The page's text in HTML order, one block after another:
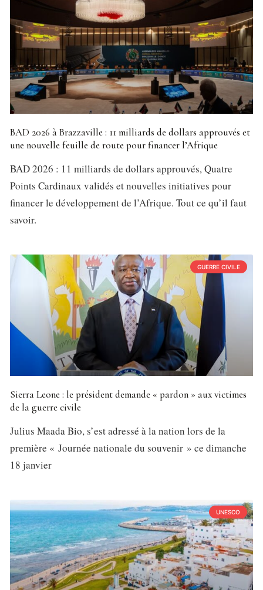
BAD 2026 à Brazzaville : 11 milliards de dollars approuvés et
une nouvelle feuille de route pour financer l’Afrique
BAD 2026 : 11 milliards de dollars approuvés, Quatre
Points Cardinaux validés et nouvelles initiatives pour
financer le développement de l’Afrique. Tout ce qu’il faut
savoir.
GUERRE CIVILE
Sierra Leone : le président demande « pardon » aux victimes
de la guerre civile
Julius Maada Bio, s’est adressé à la nation lors de la
première « Journée nationale du souvenir » ce dimanche
18 janvier
UNESCO